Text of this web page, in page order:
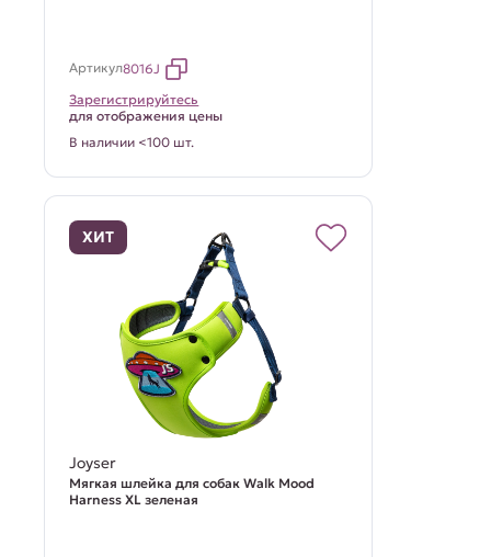
Артикул8016J
Зарегистрируйтесь
для отображения цены
В наличии <100 шт.
ХИТ
Joyser
Мягкая шлейка для собак Walk Mood
Harness XL зеленая